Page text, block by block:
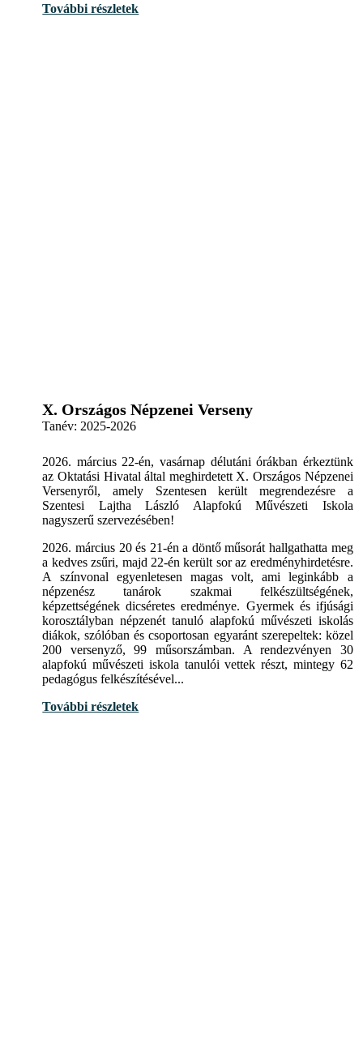
További részletek
X. Országos Népzenei Verseny
Tanév: 2025-2026
2026. március 22-én, vasárnap délutáni órákban érkeztünk
az Oktatási Hivatal által meghirdetett X. Országos Népzenei
Versenyről, amely Szentesen került megrendezésre a
Szentesi Lajtha László Alapfokú Művészeti Iskola
nagyszerű szervezésében!
2026. március 20 és 21-én a döntő műsorát hallgathatta meg
a kedves zsűri, majd 22-én került sor az eredményhirdetésre.
A színvonal egyenletesen magas volt, ami leginkább a
népzenész tanárok szakmai felkészültségének,
képzettségének dicséretes eredménye. Gyermek és ifjúsági
korosztályban népzenét tanuló alapfokú művészeti iskolás
diákok, szólóban és csoportosan egyaránt szerepeltek: közel
200 versenyző, 99 műsorszámban. A rendezvényen 30
alapfokú művészeti iskola tanulói vettek részt, mintegy 62
pedagógus felkészítésével...
További részletek